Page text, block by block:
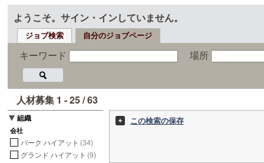
ようこそ。サイン・インしていません。
ジョブ検索 自分のジョブページ
キーワード 場所
人材募集 1 - 25 / 63
組織
会社
パーク ハイアット (34)
グランド ハイアット (9)
この検索の保存